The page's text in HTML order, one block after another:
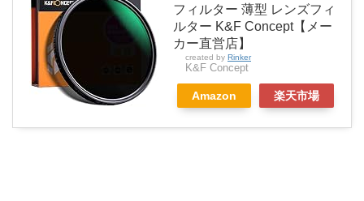
フィルター 薄型 レンズフィ
ルター K&F Concept【メー
カー直営店】
created by Rinker
K&F Concept
Amazon 楽天市場